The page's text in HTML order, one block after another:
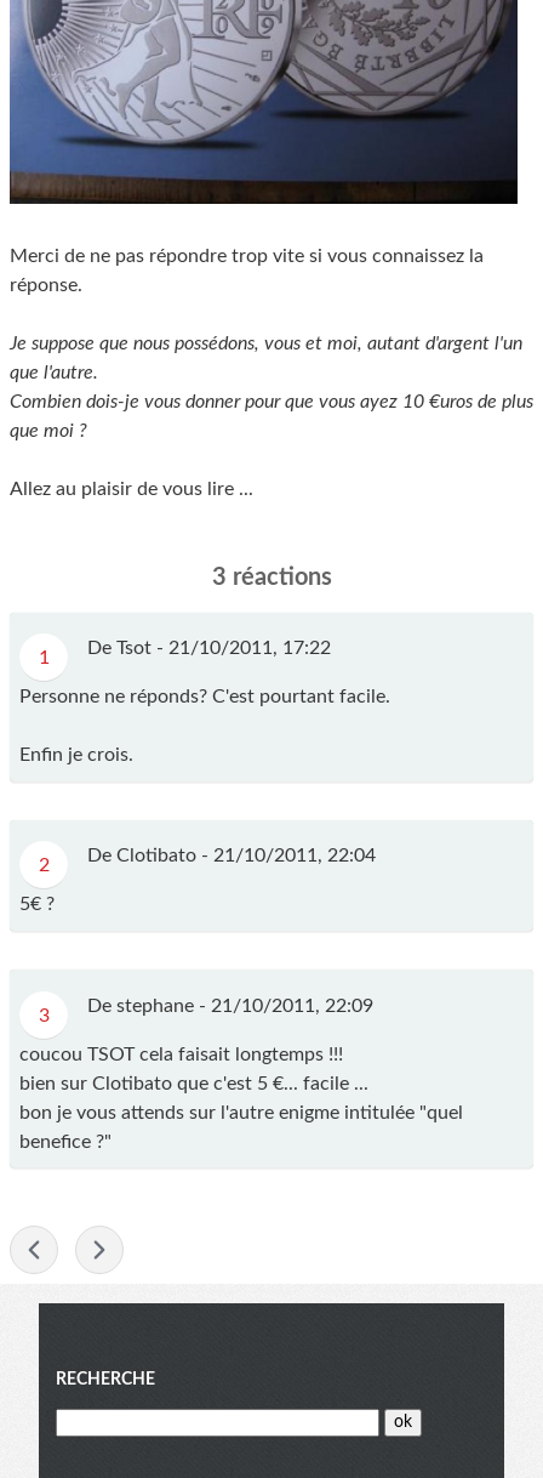
Merci de ne pas répondre trop vite si vous connaissez la
réponse.
Je suppose que nous possédons, vous et moi, autant d'argent l'un
que l'autre.
Combien dois-je vous donner pour que vous ayez 10 €uros de plus
que moi ?
Allez au plaisir de vous lire ...
3 réactions
1 De Tsot - 21/10/2011, 17:22
Personne ne réponds? C'est pourtant facile.
Enfin je crois.
2 De Clotibato - 21/10/2011, 22:04
5€ ?
3 De stephane - 21/10/2011, 22:09
coucou TSOT cela faisait longtemps !!!
bien sur Clotibato que c'est 5 €... facile ...
bon je vous attends sur l'autre enigme intitulée "quel
benefice ?"
Menu
RECHERCHE